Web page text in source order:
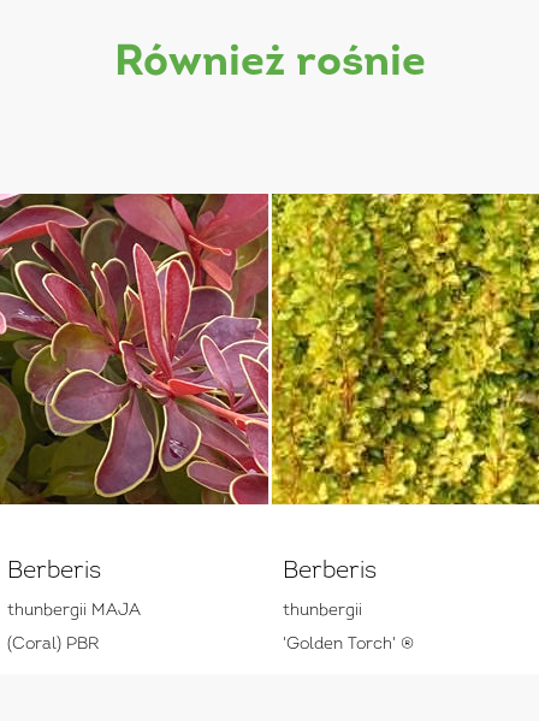
również rośnie
Berberis
thunbergii MAJA
(Coral) PBR
Berberis
thunbergii
'Golden Torch' ®